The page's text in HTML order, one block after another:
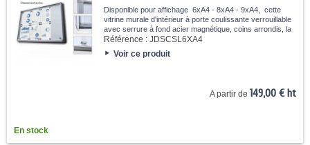
Disponible pour affichage 6xA4 - 8xA4 - 9xA4, cette
vitrine murale d'intérieur à porte coulissante verrouillable
avec serrure à fond acier magnétique, coins arrondis, la
vitrine est résistante au feu. avec certification B1
Référence : JDSCSL6XA4
Voir ce produit
A partir de 149,00 € ht
En stock